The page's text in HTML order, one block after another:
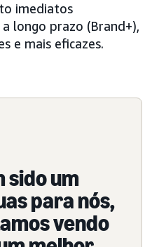
imediatos
longo prazo (Brand+),
e mais eficazes.
sido um
para nós,
vendo